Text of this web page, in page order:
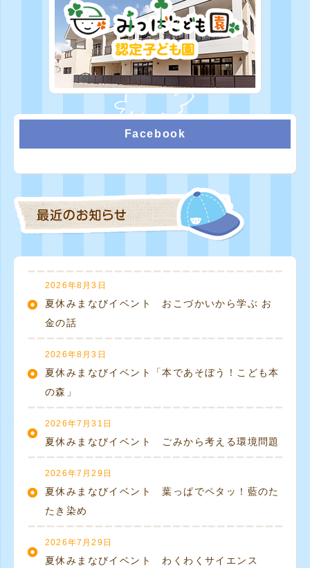
Facebook
2026年8月3日
夏休みまなびイベント おこづかいから学ぶ お
金の話
2026年8月3日
夏休みまなびイベント「本であそぼう！こども本
の森」
2026年7月31日
夏休みまなびイベント ごみから考える環境問題
2026年7月29日
夏休みまなびイベント 葉っぱでペタッ！藍のた
たき染め
2026年7月29日
夏休みまなびイベント わくわくサイエンス